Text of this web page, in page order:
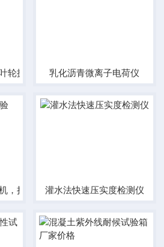
轮搅拌机 乳化沥青微离子电荷仪
，拉力机 灌水法快速压实度检测仪